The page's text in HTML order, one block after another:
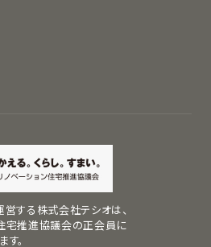
営する株式会社テシオは、
宅推進協議会の正会員に
。